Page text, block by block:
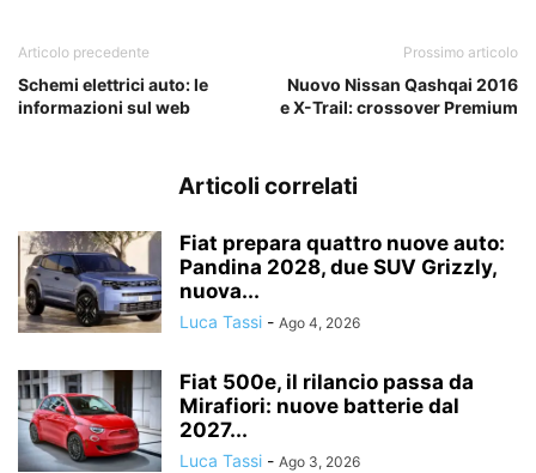
Articolo precedente
Schemi elettrici auto: le
informazioni sul web
Prossimo articolo
Nuovo Nissan Qashqai 2016
e X-Trail: crossover Premium
Articoli correlati
Fiat prepara quattro nuove auto:
Pandina 2028, due SUV Grizzly,
nuova...
Luca Tassi - Ago 4, 2026
Fiat 500e, il rilancio passa da
Mirafiori: nuove batterie dal
2027...
Luca Tassi - Ago 3, 2026